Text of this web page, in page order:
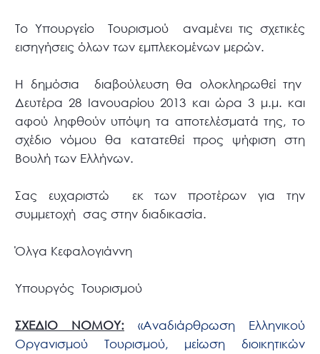
Το Υπουργείο Τουρισμού αναμένει τις σχετικές
εισηγήσεις όλων των εμπλεκομένων μερών.
Η δημόσια διαβούλευση θα ολοκληρωθεί την
Δευτέρα 28 Ιανουαρίου 2013 και ώρα 3 μ.μ. και
αφού ληφθούν υπόψη τα αποτελέσματά της, το
σχέδιο νόμου θα κατατεθεί προς ψήφιση στη
Βουλή των Ελλήνων.
Σας ευχαριστώ εκ των προτέρων για την
συμμετοχή σας στην διαδικασία.
Όλγα Κεφαλογιάννη
Υπουργός Τουρισμού
ΣΧΕΔΙΟ ΝΟΜΟΥ:
«Αναδιάρθρωση Ελληνικού
Οργανισμού Τουρισμού, μείωση διοικητικών